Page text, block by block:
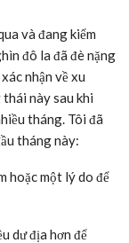
và đang kiểm
đô la đã đè nặng
nhận về xu
này sau khi
tháng. Tôi đã
tháng này:
hoặc một lý do để
dư địa hơn để